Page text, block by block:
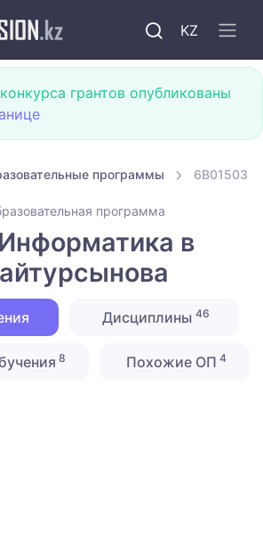
KZ
грантов опубликованы
программы 6B01503
программа
в
Дисциплины 46
8 Похожие ОП 4